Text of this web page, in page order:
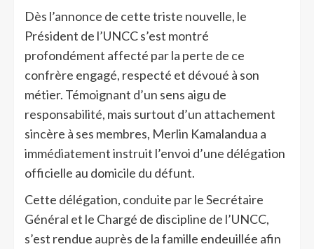
Dès l’annonce de cette triste nouvelle, le
Président de l’UNCC s’est montré
profondément affecté par la perte de ce
confrère engagé, respecté et dévoué à son
métier. Témoignant d’un sens aigu de
responsabilité, mais surtout d’un attachement
sincère à ses membres, Merlin Kamalandua a
immédiatement instruit l’envoi d’une délégation
officielle au domicile du défunt.
Cette délégation, conduite par le Secrétaire
Général et le Chargé de discipline de l’UNCC,
s’est rendue auprès de la famille endeuillée afin